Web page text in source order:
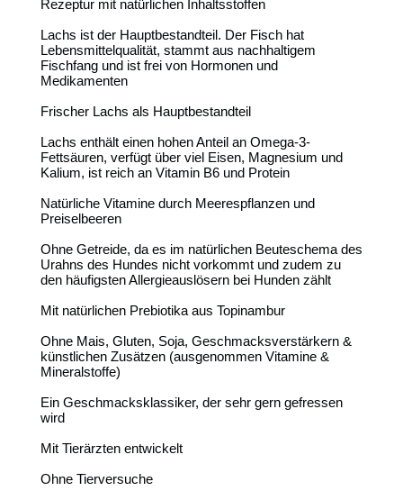
Rezeptur mit natürlichen Inhaltsstoffen
Lachs ist der Hauptbestandteil. Der Fisch hat
Lebensmittelqualität, stammt aus nachhaltigem
Fischfang und ist frei von Hormonen und
Medikamenten
Frischer Lachs als Hauptbestandteil
Lachs enthält einen hohen Anteil an Omega-3-
Fettsäuren, verfügt über viel Eisen, Magnesium und
Kalium, ist reich an Vitamin B6 und Protein
Natürliche Vitamine durch Meerespflanzen und
Preiselbeeren
Ohne Getreide, da es im natürlichen Beuteschema des
Urahns des Hundes nicht vorkommt und zudem zu
den häufigsten Allergieauslösern bei Hunden zählt
Mit natürlichen Prebiotika aus Topinambur
Ohne Mais, Gluten, Soja, Geschmacksverstärkern &
künstlichen Zusätzen (ausgenommen Vitamine &
Mineralstoffe)
Ein Geschmacksklassiker, der sehr gern gefressen
wird
Mit Tierärzten entwickelt
Ohne Tierversuche